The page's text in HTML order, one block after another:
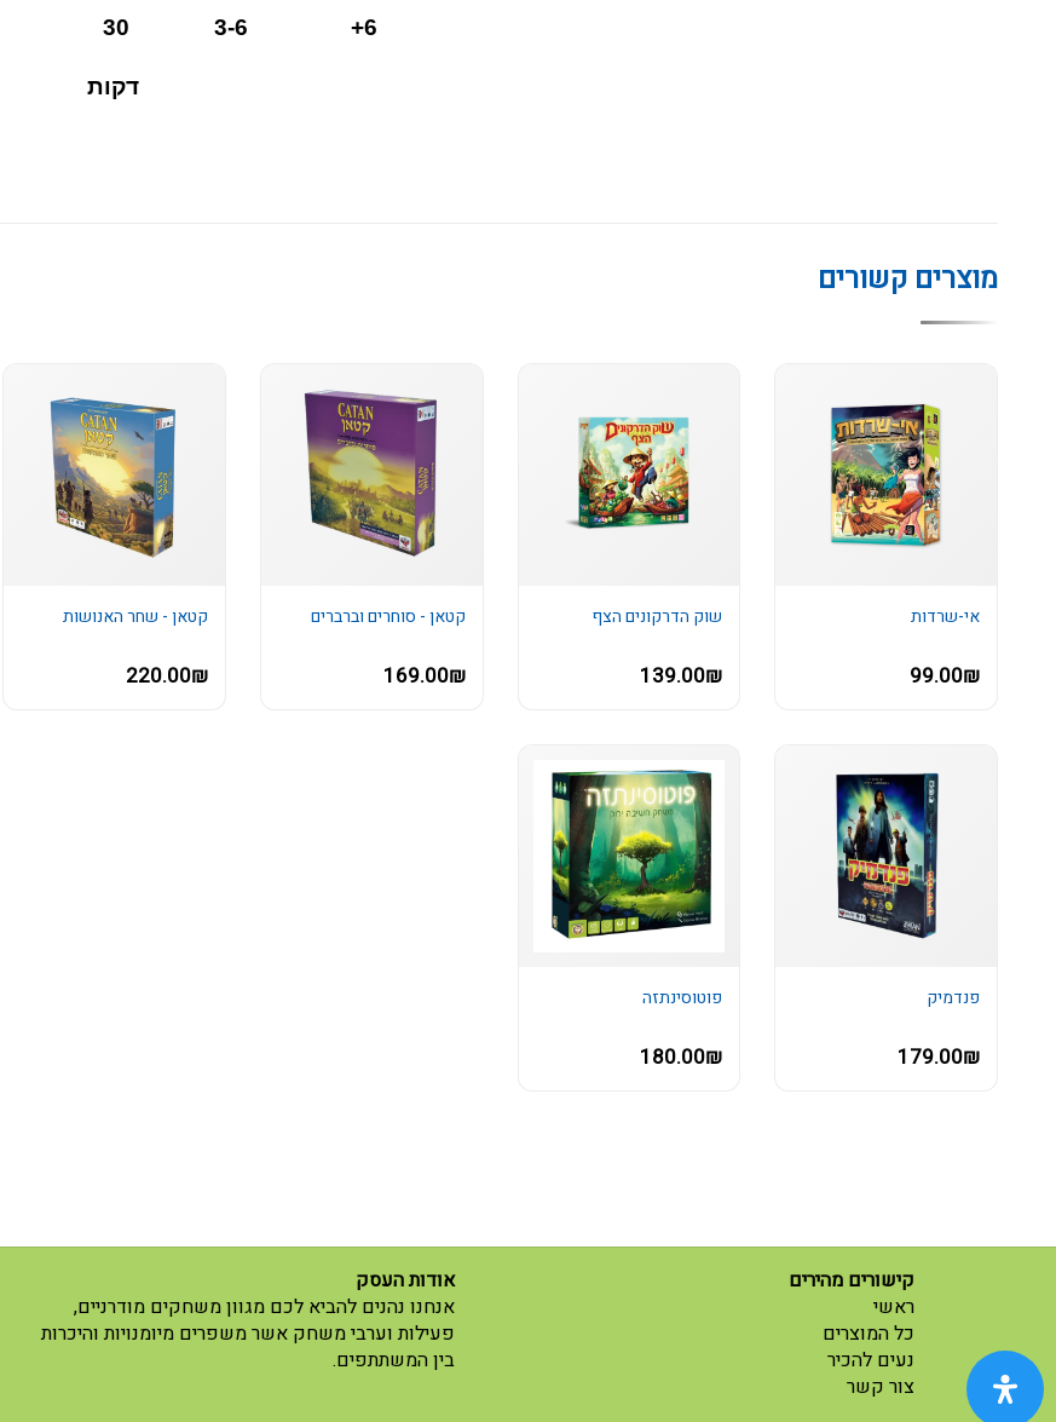
דקות
מוצרים קשורים
אי-שרדות
99.00₪
שוק הדרקונים הצף
139.00₪
קטאן - סוחרים וברברים
169.00₪
קטאן - שחר האנושות
220.00₪
פנדמיק
179.00₪
פוטוסינתזה
180.00₪
קישורים מהירים
ראשי
(current)
כל המוצרים
נעים להכיר
צור קשר
(current)
אודות העסק
אנחנו נהנים להביא לכם מגוון משחקים מודרניים,
פעילות וערבי משחק אשר משפרים מיומנויות והיכרות
בין המשתתפים.